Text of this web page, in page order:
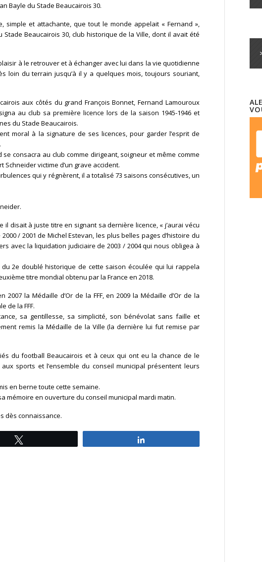
Bayle du Stade Beaucairois 30.
simple et attachante, que tout le monde appelait « Fernand »,
Beaucairois 30, club historique de la Ville, dont il avait été
à le retrouver et à échanger avec lui dans la vie quotidienne
loin du terrain jusqu’à il y a quelques mois, toujours souriant,
aux côtés du grand François Bonnet, Fernand Lamouroux
au club sa première licence lors de la saison 1945-1946 et
du Stade Beaucairois.
moral à la signature de ses licences, pour garder l’esprit de
consacra au club comme dirigeant, soigneur et même comme
victime d’un grave accident.
qui y régnèrent, il a totalisé 73 saisons consécutives, un
disait à juste titre en signant sa dernière licence, « j’aurai vécu
/ 2001 de Michel Estevan, les plus belles pages d’histoire du
avec la liquidation judiciaire de 2003 / 2004 qui nous obligea à
2e doublé historique de cette saison écoulée qui lui rappela
titre mondial obtenu par la France en 2018.
la Médaille d’Or de la FFF, en 2009 la Médaille d’Or de la
de la FFF.
sa gentillesse, sa simplicité, son bénévolat sans faille et
remis la Médaille de la Ville (la dernière lui fut remise par
du football Beaucairois et à ceux qui ont eu la chance de le
sports et l’ensemble du conseil municipal présentent leurs
en berne toute cette semaine.
mémoire en ouverture du conseil municipal mardi matin.
dès connaissance.